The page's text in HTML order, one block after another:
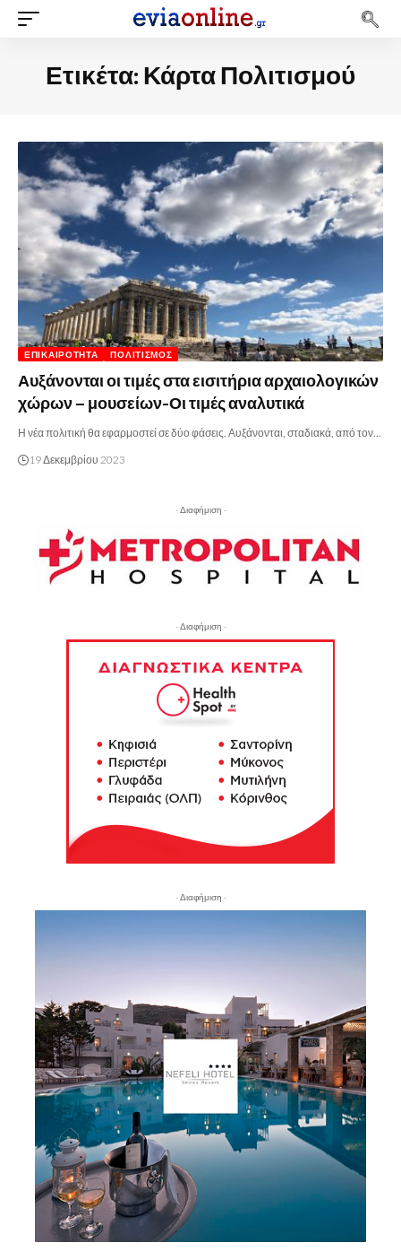
Ετικέτα: Κάρτα Πολιτισμού
ΕΠΙΚΑΙΡΌΤΗΤΑ ΠΟΛΙΤΙΣΜΌΣ
Αυξάνονται οι τιμές στα εισιτήρια αρχαιολογικών
χώρων – μουσείων-Οι τιμές αναλυτικά
Η νέα πολιτική θα εφαρμοστεί σε δύο φάσεις. Αυξάνονται, σταδιακά, από τον…
19 Δεκεμβρίου 2023
- Διαφήμιση -
- Διαφήμιση -
- Διαφήμιση -